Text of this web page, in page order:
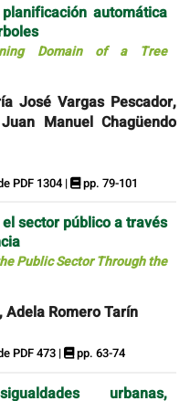
automática
Domain of a Tree
José Vargas Pescador,
Manuel Chagüendo
PDF 1304 | pp. 79-101
sector público a través
Public Sector Through the
Romero Tarín
PDF 473 | pp. 63-74
urbanas,